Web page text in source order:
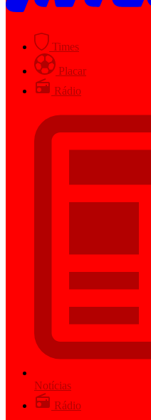
Times
Placar
Rádio
Notícias
Rádio